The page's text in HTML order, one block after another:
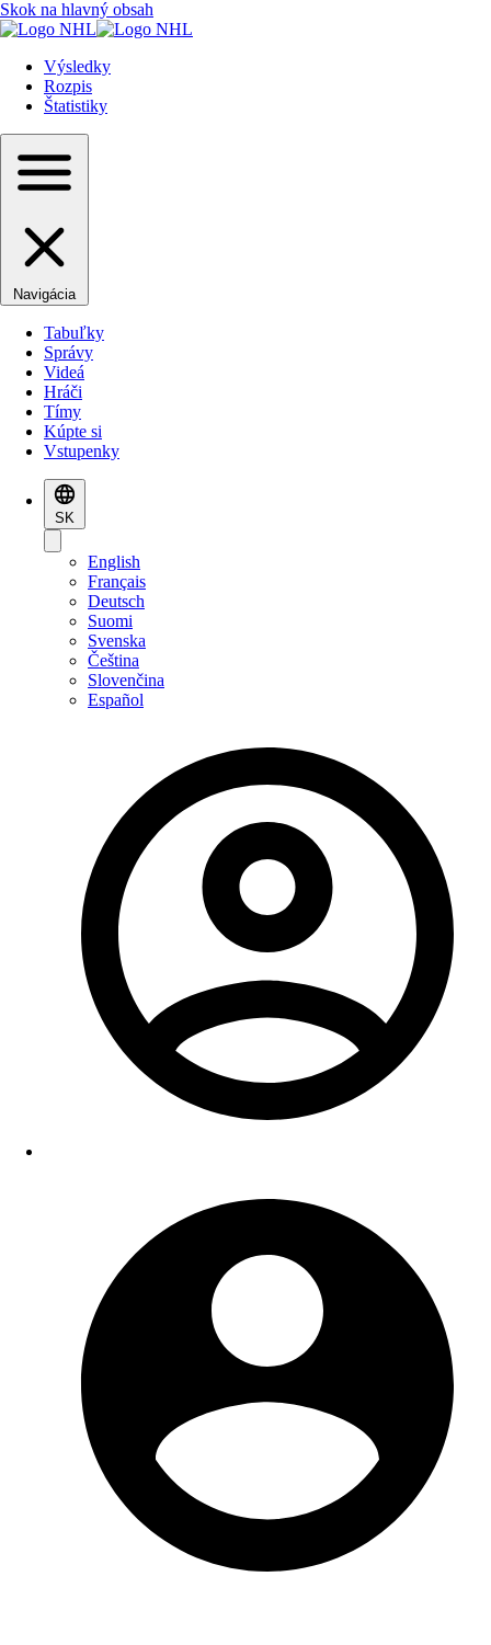
Skok na hlavný obsah
Výsledky
Rozpis
Štatistiky
Navigácia
Tabuľky
Správy
Videá
Hráči
Tímy
Kúpte si
Vstupenky
SK
English
Français
Deutsch
Suomi
Svenska
Čeština
Slovenčina
Español